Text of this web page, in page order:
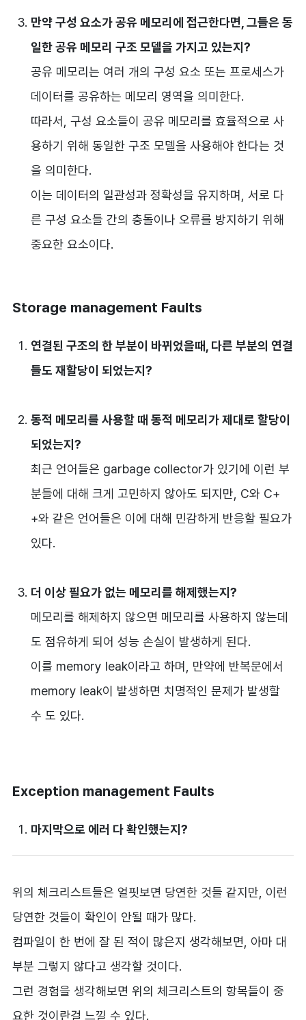
만약 구성 요소가 공유 메모리에 접근한다면, 그들은 동
일한 공유 메모리 구조 모델을 가지고 있는지?
공유 메모리는 여러 개의 구성 요소 또는 프로세스가
데이터를 공유하는 메모리 영역을 의미한다.
따라서, 구성 요소들이 공유 메모리를 효율적으로 사
용하기 위해 동일한 구조 모델을 사용해야 한다는 것
을 의미한다.
이는 데이터의 일관성과 정확성을 유지하며, 서로 다
른 구성 요소들 간의 충돌이나 오류를 방지하기 위해
중요한 요소이다.
Storage management Faults
연결된 구조의 한 부분이 바뀌었을때, 다른 부분의 연결
들도 재할당이 되었는지?
동적 메모리를 사용할 때 동적 메모리가 제대로 할당이
되었는지?
최근 언어들은 garbage collector가 있기에 이런 부
분들에 대해 크게 고민하지 않아도 되지만, C와 C+
+와 같은 언어들은 이에 대해 민감하게 반응할 필요가
있다.
더 이상 필요가 없는 메모리를 해제했는지?
메모리를 해제하지 않으면 메모리를 사용하지 않는데
도 점유하게 되어 성능 손실이 발생하게 된다.
이를 memory leak이라고 하며, 만약에 반복문에서
memory leak이 발생하면 치명적인 문제가 발생할
수 도 있다.
Exception management Faults
마지막으로 에러 다 확인했는지?
위의 체크리스트들은 얼핏보면 당연한 것들 같지만, 이런
당연한 것들이 확인이 안될 때가 많다.
컴파일이 한 번에 잘 된 적이 많은지 생각해보면, 아마 대
부분 그렇지 않다고 생각할 것이다.
그런 경험을 생각해보면 위의 체크리스트의 항목들이 중
요한 것이란걸 느낄 수 있다.